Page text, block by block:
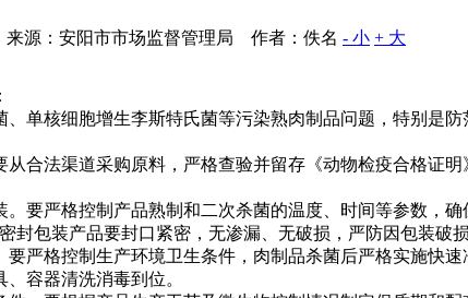
源：安阳市市场监督管理局 作者：佚名 - 小 + 大
核细胞增生李斯特氏菌等污染熟肉制品问题，特别是防
法渠道采购原料，严格查验并留存《动物检疫合格证明
严格控制产品熟制和二次杀菌的温度、时间等参数，确
封包装产品要封口紧密，无渗漏、无破损，严防因包装破
格控制生产环境卫生条件，肉制品杀菌后严格实施快
容器清洗消毒到位。